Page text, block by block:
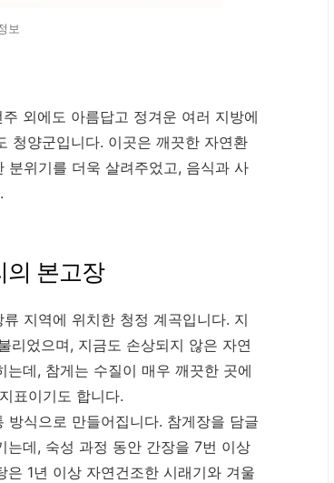
보
외에도 아름답고 정겨운 여러 지방에
청양군입니다. 이곳은 깨끗한 자연환
분위기를 더욱 살려주었고, 음식과 사
의 본고장
지역에 위치한 청정 계곡입니다. 지
리었으며, 지금도 손상되지 않은 자연
데, 참게는 수질이 매우 깨끗한 곳에
표이기도 합니다.
식으로 만들어집니다. 참게장을 담글
데, 숙성 과정 동안 간장을 7번 이상
1년 이상 자연건조한 시래기와 겨울